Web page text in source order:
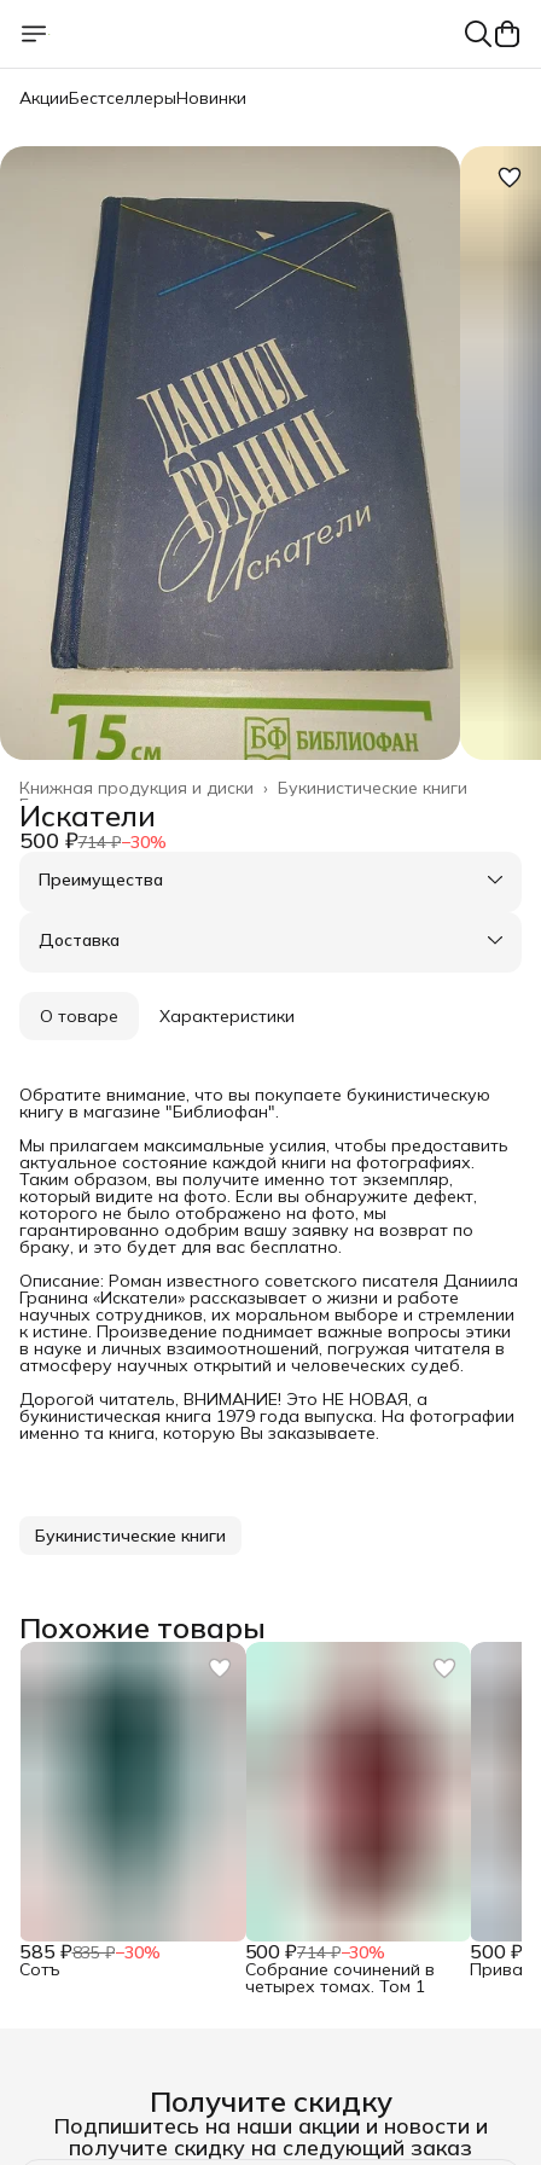
АкцииБестселлерыНовинки
Букинистические книги
Книжная продукция и диски ›
Главная
Искатели
500 ₽714 ₽−30%
Преимущества
Оплата частями в Сплит
Удобный возврат
Доставка
О товаре Характеристики
Обратите внимание, что вы покупаете букинистическую
книгу в магазине "Библиофан".
Мы прилагаем максимальные усилия, чтобы предоставить
актуальное состояние каждой книги на фотографиях.
Таким образом, вы получите именно тот экземпляр,
который видите на фото. Если вы обнаружите дефект,
которого не было отображено на фото, мы
гарантированно одобрим вашу заявку на возврат по
браку, и это будет для вас бесплатно.
Описание: Роман известного советского писателя Даниила
Гранина «Искатели» рассказывает о жизни и работе
научных сотрудников, их моральном выборе и стремлении
к истине. Произведение поднимает важные вопросы этики
в науке и личных взаимоотношений, погружая читателя в
атмосферу научных открытий и человеческих судеб.
Дорогой читатель, ВНИМАНИЕ! Это НЕ НОВАЯ, а
букинистическая книга 1979 года выпуска. На фотографии
именно та книга, которую Вы заказываете.
Букинистические книги
Похожие товары
585 ₽835 ₽−30%
Сотъ
500 ₽714 ₽−30%
Собрание сочинений в
четырех томах. Том 1
500 ₽
Получите скидку
Подпишитесь на наши акции и новости и
получите скидку на следующий заказ